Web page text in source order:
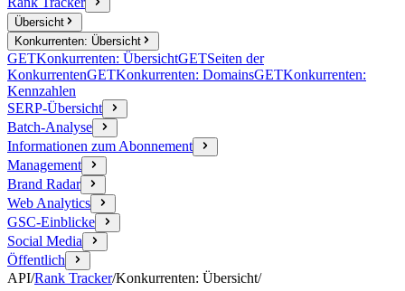
Übersicht
Konkurrenten: Übersicht
GETKonkurrenten: ÜbersichtGETSeiten der
KonkurrentenGETKonkurrenten: DomainsGETKonkurrenten:
Kennzahlen
SERP-Übersicht
Batch-Analyse
Informationen zum Abonnement
Management
Brand Radar
Web Analytics
GSC-Einblicke
Social Media
Öffentlich
API/Rank Tracker/Konkurrenten: Übersicht/